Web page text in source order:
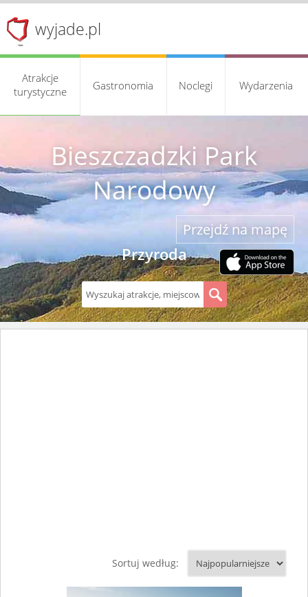
wyjade.pl
Atrakcje
turystyczne
Gastronomia Noclegi Wydarzenia
Bieszczadzki Park
Narodowy
Przyroda
Przejdź na mapę
Sortuj według: